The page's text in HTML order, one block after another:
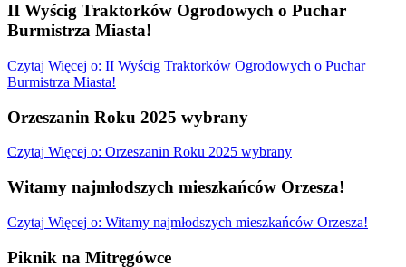
II Wyścig Traktorków Ogrodowych o Puchar
Burmistrza Miasta!
Czytaj Więcej o: II Wyścig Traktorków Ogrodowych o Puchar
Burmistrza Miasta!
Orzeszanin Roku 2025 wybrany
Czytaj Więcej o: Orzeszanin Roku 2025 wybrany
Witamy najmłodszych mieszkańców Orzesza!
Czytaj Więcej o: Witamy najmłodszych mieszkańców Orzesza!
Piknik na Mitręgówce